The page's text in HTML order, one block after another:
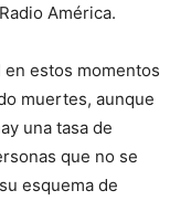
América.
estos momentos
muertes, aunque
una tasa de
que no se
esquema de